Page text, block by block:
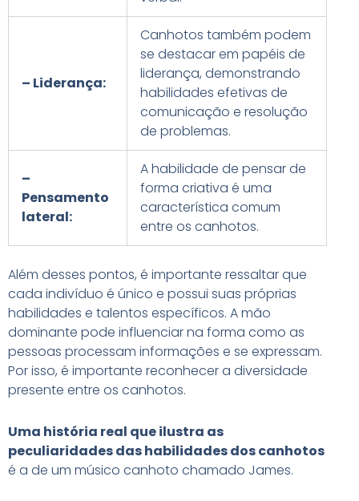
– Liderança:
Canhotos também podem
se destacar em papéis de
liderança, demonstrando
habilidades efetivas de
comunicação e resolução
de problemas.
–
Pensamento
lateral:
A habilidade de pensar de
forma criativa é uma
característica comum
entre os canhotos.
Além desses pontos, é importante ressaltar que
cada indivíduo é único e possui suas próprias
habilidades e talentos específicos. A mão
dominante pode influenciar na forma como as
pessoas processam informações e se expressam.
Por isso, é importante reconhecer a diversidade
presente entre os canhotos.
Uma história real que ilustra as
peculiaridades das habilidades dos canhotos
é a de um músico canhoto chamado James.